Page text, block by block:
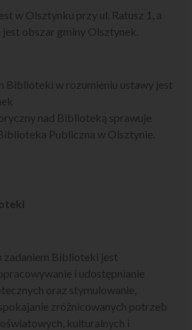
w Olsztynku przy ul. Ratusz 1, a
jest obszar gminy Olsztynek.
Biblioteki w rozumieniu ustawy jest
nad Biblioteką sprawuje
Publiczna w Olsztynie.
zadaniem Biblioteki jest
i udostępnianie
oraz stymulowanie,
zróżnicowanych potrzeb
kulturalnych i